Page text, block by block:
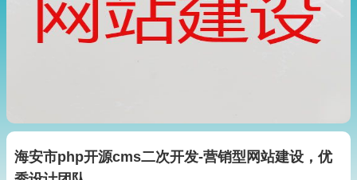
海安市php开源cms二次开发-营销型网站建设，优